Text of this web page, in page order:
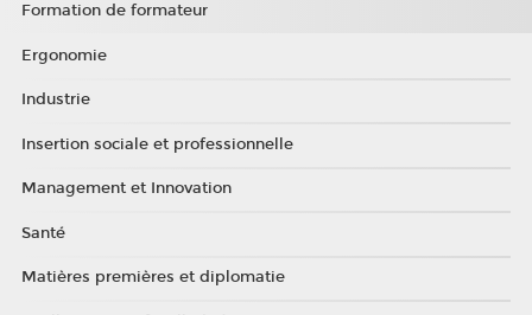
Formation de formateur
Ergonomie
Industrie
Insertion sociale et professionnelle
Management et Innovation
Santé
Matières premières et diplomatie